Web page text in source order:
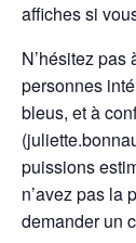
affiches si
N’hésitez
personnes
bleus, et à
puissions
n’avez pas la
demander un